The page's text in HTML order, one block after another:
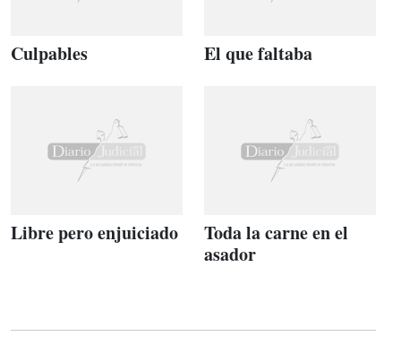
Culpables El que faltaba
Libre pero enjuiciado
Toda la carne en el
asador